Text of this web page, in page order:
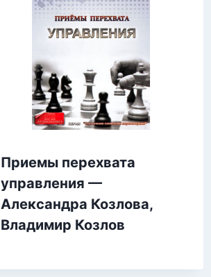
Приемы перехвата
управления —
Александра Козлова,
Владимир Козлов